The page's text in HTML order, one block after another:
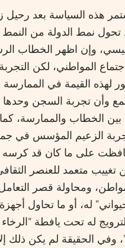
هذه السياسة بعد رحيل
تحول نمط الدولة من النمط
وإن اظهر الخطاب
المواطني، لكن
لهذه القيمة في الممارسة
وأن تجربة السجن
بين الخطاب والممارسة،
الزعيم المؤسس في
على ما كان قد
تغييب متعمد للعنصر
ومحاولة قصر
له، أو ما تحاول
الترويج له تحت يافطة “الرخاء
وفي الحقيقة لم يكن ذلك